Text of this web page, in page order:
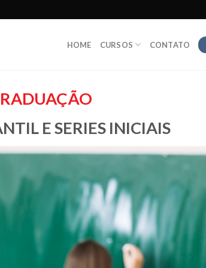
HOME CURSOS CONTATO
E SERIES INICIAIS